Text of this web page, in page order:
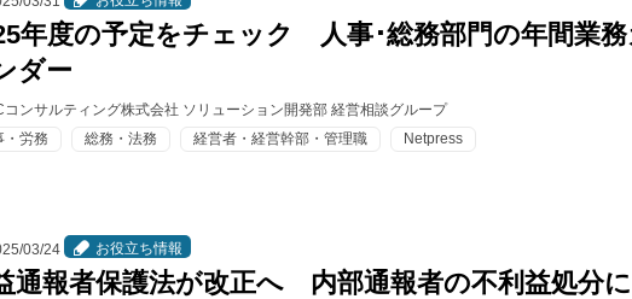
年度の予定をチェック 人事･総務部門の年間業
ダー
コンサルティング株式会社 ソリューション開発部 経営相談グループ
・労務
総務・法務 経営者・経営幹部・管理職 Netpress
03/24 お役立ち情報
通報者保護法が改正へ 内部通報者の不利益処分